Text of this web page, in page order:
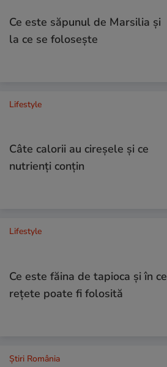
Ce este săpunul de Marsilia și
la ce se folosește
Lifestyle
Câte calorii au cireșele și ce
nutrienți conțin
Lifestyle
Ce este făina de tapioca și în ce
rețete poate fi folosită
Știri România